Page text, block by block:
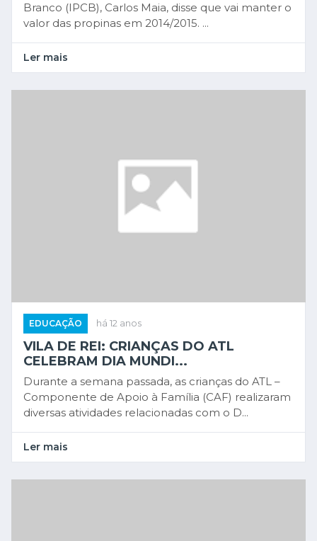
Branco (IPCB), Carlos Maia, disse que vai manter o
valor das propinas em 2014/2015. ...
Ler mais
EDUCAÇÃO há 12 anos
VILA DE REI: CRIANÇAS DO ATL
CELEBRAM DIA MUNDI...
Durante a semana passada, as crianças do ATL –
Componente de Apoio à Família (CAF) realizaram
diversas atividades relacionadas com o D...
Ler mais